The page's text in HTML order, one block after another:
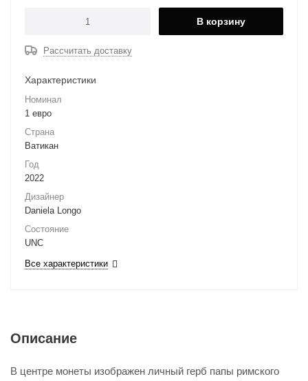
В корзину
Рассчитать доставку
Характеристики
Номинал
1 евро
Страна
Ватикан
Год
2022
Дизайнер
Daniela Longo
Состояние
UNC
Все характеристики
Описание
В центре монеты изображен личный герб папы римского